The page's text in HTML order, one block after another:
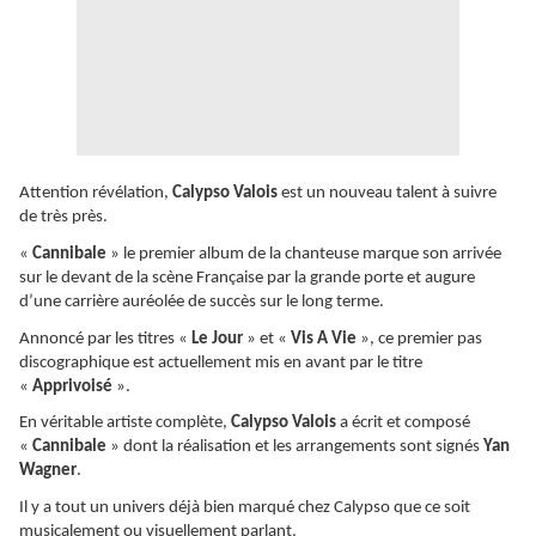
Attention révélation, Calypso Valois est un nouveau talent à suivre
de très près.
« Cannibale » le premier album de la chanteuse marque son arrivée
sur le devant de la scène Française par la grande porte et augure
d’une carrière auréolée de succès sur le long terme.
Annoncé par les titres « Le Jour » et « Vis A Vie », ce premier pas
discographique est actuellement mis en avant par le titre
« Apprivoisé ».
En véritable artiste complète, Calypso Valois a écrit et composé
« Cannibale » dont la réalisation et les arrangements sont signés Yan
Wagner.
Il y a tout un univers déjà bien marqué chez Calypso que ce soit
musicalement ou visuellement parlant.